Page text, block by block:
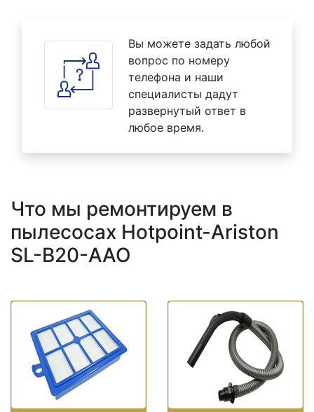
Вы можете задать любой
вопрос по номеру
телефона и наши
специалисты дадут
развернутый ответ в
любое время.
Что мы ремонтируем в
пылесосах Hotpoint-Ariston
SL-B20-AAO